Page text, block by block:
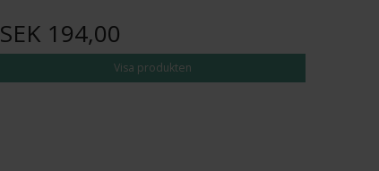
SEK 194,00
Visa produkten